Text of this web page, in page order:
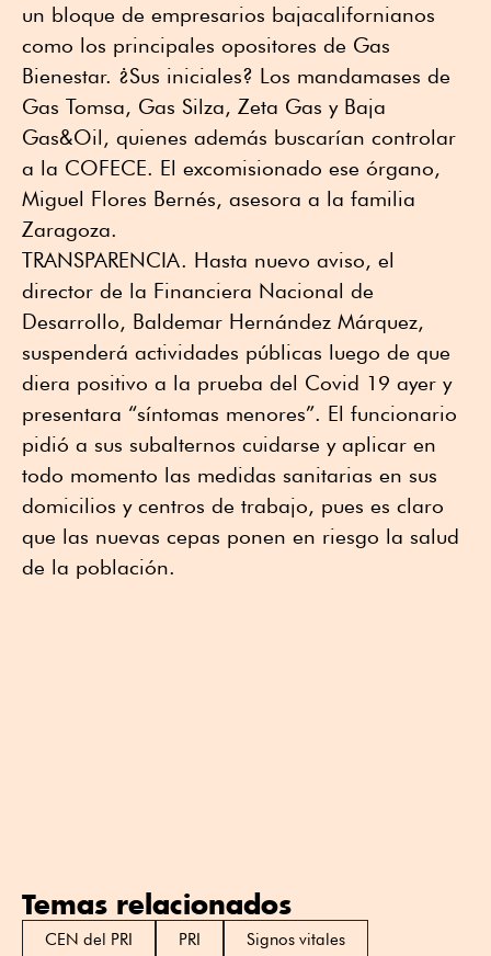
un bloque de empresarios bajacalifornianos
como los principales opositores de Gas
Bienestar. ¿Sus iniciales? Los mandamases de
Gas Tomsa, Gas Silza, Zeta Gas y Baja
Gas&Oil, quienes además buscarían controlar
a la COFECE. El excomisionado ese órgano,
Miguel Flores Bernés, asesora a la familia
Zaragoza.
TRANSPARENCIA. Hasta nuevo aviso, el
director de la Financiera Nacional de
Desarrollo, Baldemar Hernández Márquez,
suspenderá actividades públicas luego de que
diera positivo a la prueba del Covid 19 ayer y
presentara “síntomas menores”. El funcionario
pidió a sus subalternos cuidarse y aplicar en
todo momento las medidas sanitarias en sus
domicilios y centros de trabajo, pues es claro
que las nuevas cepas ponen en riesgo la salud
de la población.
Temas relacionados
CEN del PRI PRI Signos vitales